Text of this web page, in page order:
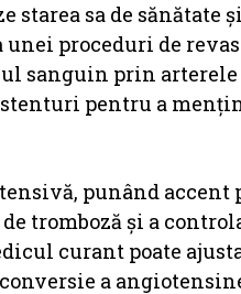
sa de sănătate
proceduri de
sanguin prin arterele
pentru a
punând accent
tromboză și a
curant poate
a